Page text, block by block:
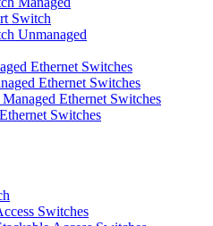
Switch
Unmanaged
Ethernet Switches
Ethernet Switches
Ethernet Switches
Switches
Switches